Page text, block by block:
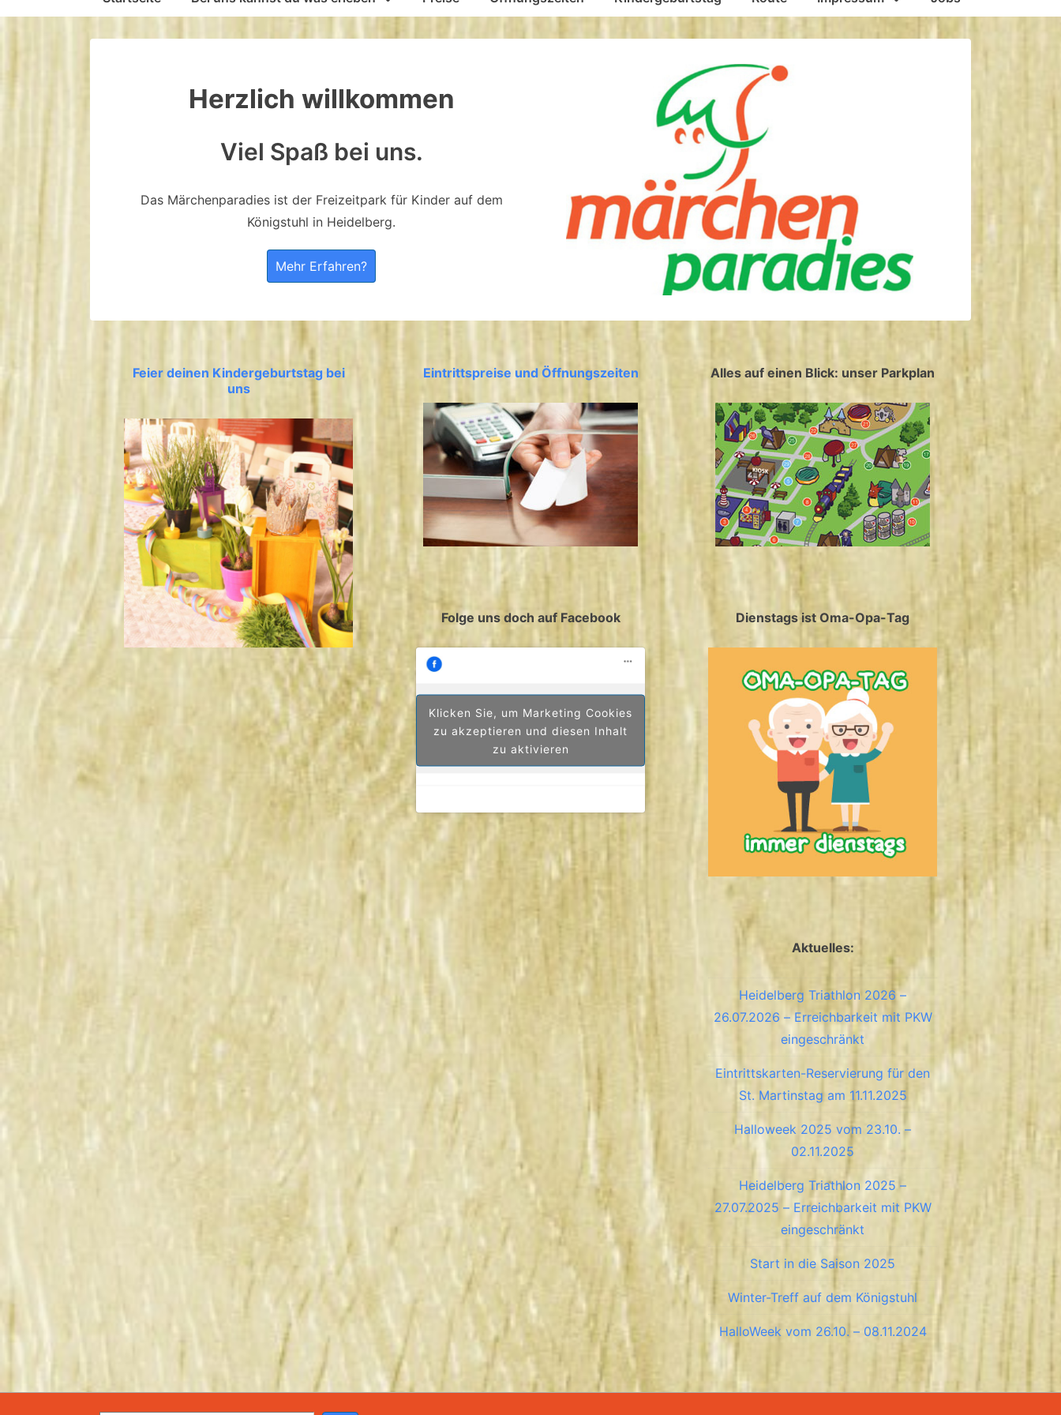
Herzlich willkommen
Viel Spaß bei uns.
Das Märchenparadies ist der Freizeitpark für Kinder auf dem
Königstuhl in Heidelberg.
Mehr Erfahren?
Feier deinen Kindergeburtstag bei
uns
Eintrittspreise und Öffnungszeiten
Folge uns doch auf Facebook
Klicken Sie, um Marketing Cookies
zu akzeptieren und diesen Inhalt
zu aktivieren
Alles auf einen Blick: unser Parkplan
Dienstags ist Oma-Opa-Tag
Aktuelles:
Heidelberg Triathlon 2026 –
26.07.2026 – Erreichbarkeit mit PKW
eingeschränkt
Eintrittskarten-Reservierung für den
St. Martinstag am 11.11.2025
Halloweek 2025 vom 23.10. –
02.11.2025
Heidelberg Triathlon 2025 –
27.07.2025 – Erreichbarkeit mit PKW
eingeschränkt
Start in die Saison 2025
Winter-Treff auf dem Königstuhl
HalloWeek vom 26.10. – 08.11.2024